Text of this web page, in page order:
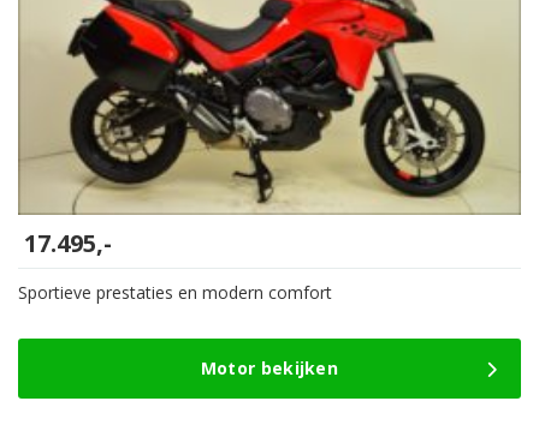
17.495,-
Sportieve prestaties en modern comfort
Motor bekijken